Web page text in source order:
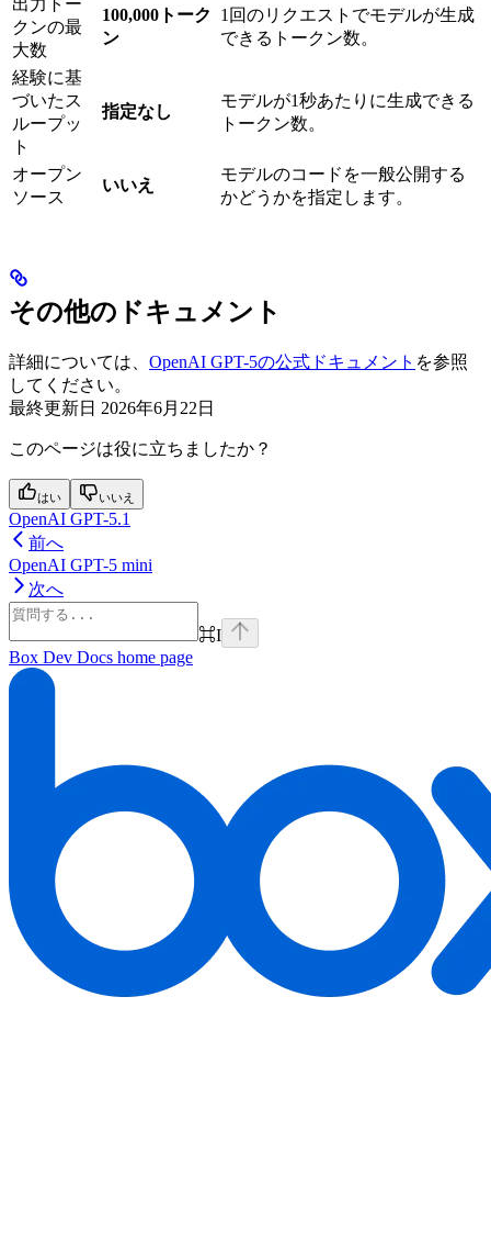
出力トー
クンの最
大数
100,000トーク
ン
1回のリクエストでモデルが生成
できるトークン数。
経験に基
づいたス
ループッ
ト
指定なし
モデルが1秒あたりに生成できる
トークン数。
オープン
ソース
いいえ
モデルのコードを一般公開する
かどうかを指定します。
その他のドキュメント
詳細については、 OpenAI GPT-5の公式ドキュメント を参照
してください。
最終更新日 2026年6月22日
このページは役に立ちましたか？
はい いいえ
OpenAI GPT-5.1
前へ
OpenAI GPT-5 mini
次へ
⌘I
Box Dev Docs home page